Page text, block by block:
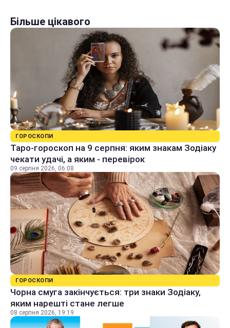
Більше цікавого
ГОРОСКОПИ
Таро-гороскоп на 9 серпня: яким знакам Зодіаку
чекати удачі, а яким - перевірок
09 серпня 2026, 06:08
ГОРОСКОПИ
Чорна смуга закінчується: три знаки Зодіаку,
яким нарешті стане легше
08 серпня 2026, 19:19